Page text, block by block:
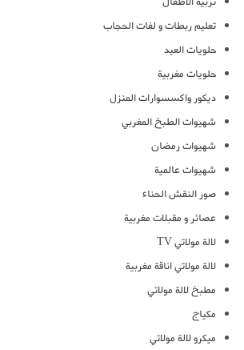
تعليم ربطات و لفات الحجاب
حلويات العيد
حلويات مغربية
ديكور واكسسوارات المنزل
شهيوات الطبخ المغربي
شهيوات رمضان
شهيوات عالمية
صور النقش الحناء
عصائر و مقبلات مغربية
لالة مولاتي TV
لالة مولاتي اناقة مغربية
مطبخ لالة مولاتي
مكياج
ميكرو لالة مولاتي